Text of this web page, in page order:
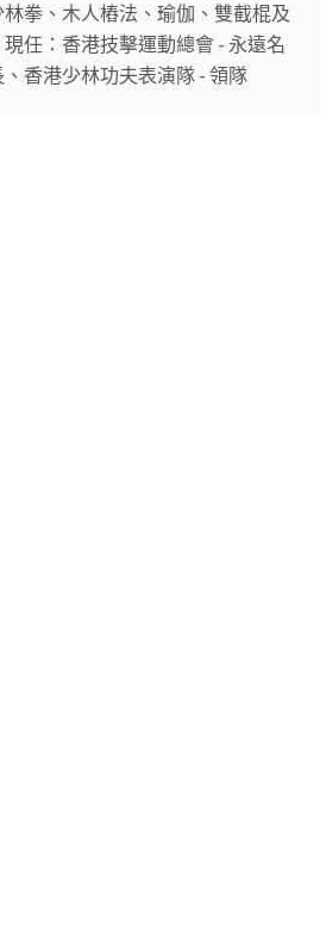
拳、木人樁法、瑜伽、雙截棍及
現任：香港技擊運動總會 - 永遠名
香港少林功夫表演隊 - 領隊